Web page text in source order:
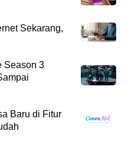
Sekarang,
Season 3
Baru di Fitur